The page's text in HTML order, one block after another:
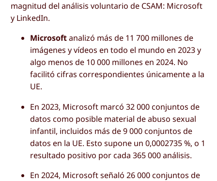
magnitud del análisis voluntario de CSAM: Microsoft
y LinkedIn.
Microsoftanalizó más de 11 700 millones de
imágenes y vídeos en todo el mundo en 2023 y
algo menos de 10 000 millones en 2024. No
facilitó cifras correspondientes únicamente a la
UE.
En 2023, Microsoft marcó 32 000 conjuntos de
datos como posible material de abuso sexual
infantil, incluidos más de 9 000 conjuntos de
datos en la UE. Esto supone un 0,0002735 %, o 1
resultado positivo por cada 365 000 análisis.
En 2024, Microsoft señaló 26 000 conjuntos de